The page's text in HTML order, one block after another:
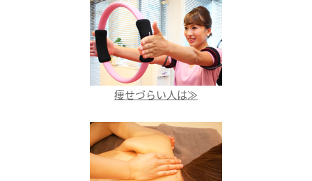
痩せづらい人は≫